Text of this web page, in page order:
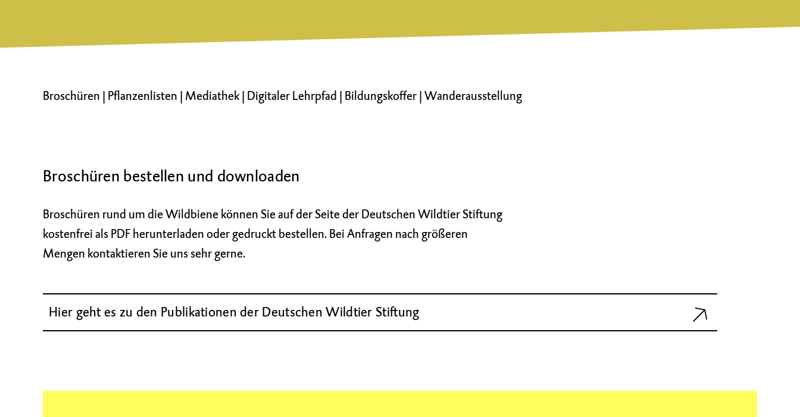
Broschüren | Pflanzenlisten | Mediathek | Digitaler Lehrpfad | Bildungskoffer | Wanderausstellung
Broschüren bestellen und downloaden
Broschüren rund um die Wildbiene können Sie auf der Seite der Deutschen Wildtier Stiftung
kostenfrei als PDF herunterladen oder gedruckt bestellen. Bei Anfragen nach größeren
Mengen kontaktieren Sie uns sehr gerne.
Hier geht es zu den Publikationen der Deutschen Wildtier Stiftung